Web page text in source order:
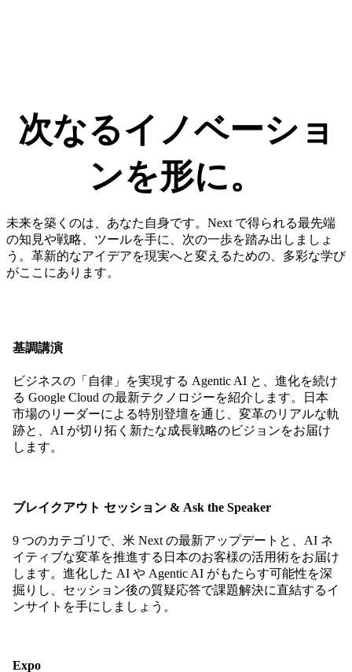
次なる​イノベーショ
ンを​形に。​
未来を築くのは、あなた自身です。Next で得られる最先端
の知見や戦略、ツールを手に、次の一歩を踏み出しましょ
う。革新的なアイデアを現実へと変えるための、多彩な学び
がここにあります。
基調講演
ビジネスの「自律」を実現する Agentic AI と、進化を続け
る Google Cloud の最新テクノロジーを紹介します。日本
市場のリーダーによる特別登壇を通じ、変革のリアルな軌
跡と、AI が切り拓く新たな成長戦略のビジョンをお届け
します。
ブレイクアウト セッション & Ask the Speaker
9 つのカテゴリで、米 Next の最新アップデートと、AI ネ
イティブな変革を推進する日本のお客様の活用術をお届け
します。進化した AI や Agentic AI がもたらす可能性を深
掘りし、セッション後の質疑応答で課題解決に直結するイ
ンサイトを手にしましょう。
Expo